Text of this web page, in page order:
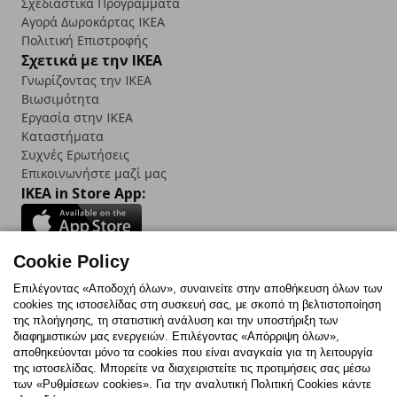
Αγορά Δωρoκάρτας IKEA
Πολιτική Επιστροφής
Σχετικά με την IKEA
Γνωρίζοντας την IKEA
Βιωσιμότητα
Εργασία στην IKEA
Καταστήματα
Συχνές Ερωτήσεις
Επικοινωνήστε μαζί μας
IKEA in Store App:
Follow us:
FacebookInstagram
TikTokYoutubePinterestTwitter
Cookie Policy
Επιλέγοντας «Αποδοχή όλων», συναινείτε στην αποθήκευση όλων των
cookies της ιστοσελίδας στη συσκευή σας, με σκοπό τη βελτιστοποίηση
της πλοήγησης, τη στατιστική ανάλυση και την υποστήριξη των
διαφημιστικών μας ενεργειών. Επιλέγοντας «Απόρριψη όλων»,
αποθηκεύονται μόνο τα cookies που είναι αναγκαία για τη λειτουργία
της ιστοσελίδας. Μπορείτε να διαχειριστείτε τις προτιμήσεις σας μέσω
των «Ρυθμίσεων cookies». Για την αναλυτική Πολιτική Cookies κάντε